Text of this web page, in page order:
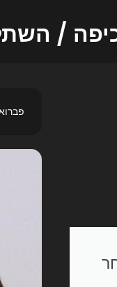
/
פברואר 7,